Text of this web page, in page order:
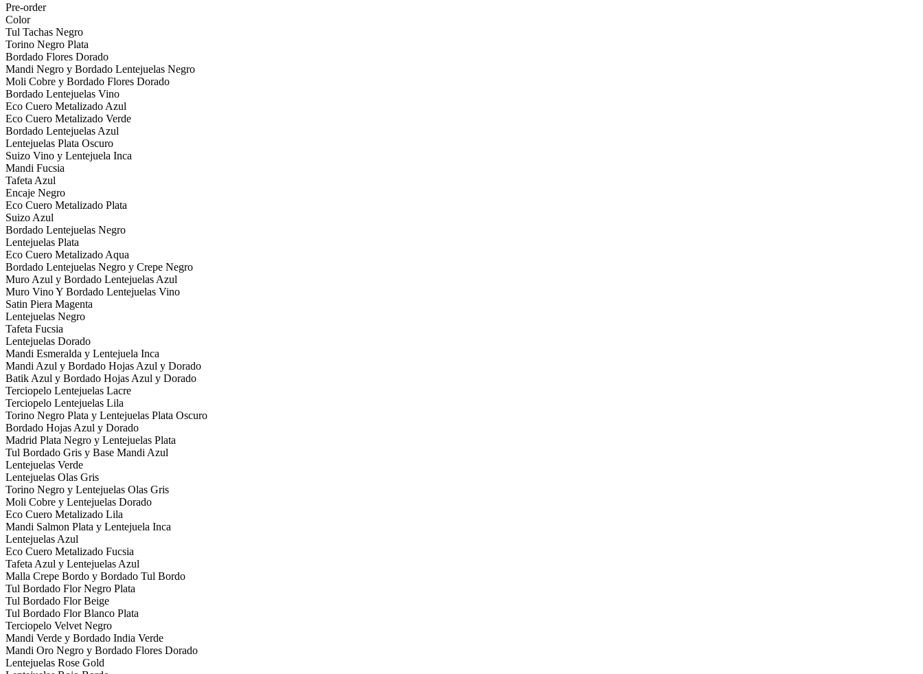
Pre-order
Color
Tul Tachas Negro
Torino Negro Plata
Bordado Flores Dorado
Mandi Negro y Bordado Lentejuelas Negro
Moli Cobre y Bordado Flores Dorado
Bordado Lentejuelas Vino
Eco Cuero Metalizado Azul
Eco Cuero Metalizado Verde
Bordado Lentejuelas Azul
Lentejuelas Plata Oscuro
Suizo Vino y Lentejuela Inca
Mandi Fucsia
Tafeta Azul
Encaje Negro
Eco Cuero Metalizado Plata
Suizo Azul
Bordado Lentejuelas Negro
Lentejuelas Plata
Eco Cuero Metalizado Aqua
Bordado Lentejuelas Negro y Crepe Negro
Muro Azul y Bordado Lentejuelas Azul
Muro Vino Y Bordado Lentejuelas Vino
Satin Piera Magenta
Lentejuelas Negro
Tafeta Fucsia
Lentejuelas Dorado
Mandi Esmeralda y Lentejuela Inca
Mandi Azul y Bordado Hojas Azul y Dorado
Batik Azul y Bordado Hojas Azul y Dorado
Terciopelo Lentejuelas Lacre
Terciopelo Lentejuelas Lila
Torino Negro Plata y Lentejuelas Plata Oscuro
Bordado Hojas Azul y Dorado
Madrid Plata Negro y Lentejuelas Plata
Tul Bordado Gris y Base Mandi Azul
Lentejuelas Verde
Lentejuelas Olas Gris
Torino Negro y Lentejuelas Olas Gris
Moli Cobre y Lentejuelas Dorado
Eco Cuero Metalizado Lila
Mandi Salmon Plata y Lentejuela Inca
Lentejuelas Azul
Eco Cuero Metalizado Fucsia
Tafeta Azul y Lentejuelas Azul
Malla Crepe Bordo y Bordado Tul Bordo
Tul Bordado Flor Negro Plata
Tul Bordado Flor Beige
Tul Bordado Flor Blanco Plata
Terciopelo Velvet Negro
Mandi Verde y Bordado India Verde
Mandi Oro Negro y Bordado Flores Dorado
Lentejuelas Rose Gold